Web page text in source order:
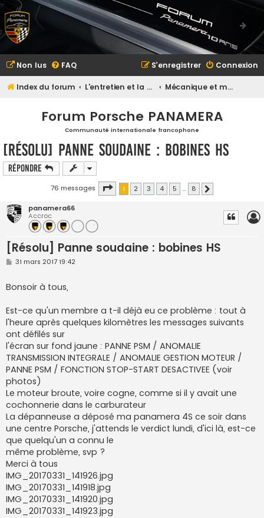
Non lus FAQ Connexion
S’enregistrer
Index du forum L'entretien et la maintenance Mécanique et maintenance
Forum Porsche PANAMERA
Communauté internationale francophone
[Résolu] Panne soudaine : bobines HS
Répondre
76 messages Page 1sur8
1 2 3 4 5 … 8
panamera66
Accroc
[Résolu] Panne soudaine : bobines HS
M
s
a
e
31 mars 2017 19:42
Bonsoir à tous,
Est-ce qu'un membre a t-il déjà eu ce problème : tout à
l'heure après quelques kilomètres les messages suivants
ont défilés sur
l'écran sur fond jaune : PANNE PSM / ANOMALIE
TRANSMISSION INTEGRALE / ANOMALIE GESTION MOTEUR /
PANNE PSM / FONCTION STOP-START DESACTIVEE (voir
photos)
Le moteur broute, voire cogne, comme si il y avait une
cochonnerie dans le carburateur
La dépanneuse a déposé ma panamera 4S ce soir dans
une centre Porsche, j'attends le verdict lundi, d'ici là, est-ce
que quelqu'un a connu le
même problème, svp ?
Merci à tous
IMG_20170331_141926.jpg
IMG_20170331_141918.jpg
IMG_20170331_141920.jpg
IMG_20170331_141923.jpg